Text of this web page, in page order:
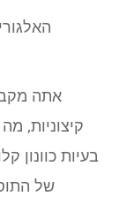
אתה
קיצוניות,
בעיות כוונון
של